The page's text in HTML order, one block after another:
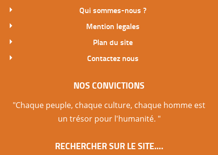
Qui sommes-nous ?
Mention legales
Plan du site
Contactez nous
NOS CONVICTIONS
"Chaque peuple, chaque culture, chaque homme est
un trésor pour l'humanité. "
RECHERCHER SUR LE SITE….